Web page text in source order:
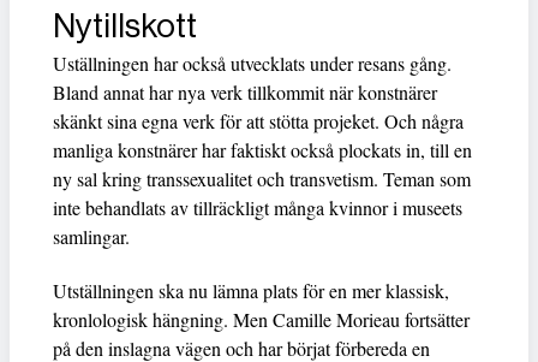
Nytillskott
Uställningen har också utvecklats under resans gång.
Bland annat har nya verk tillkommit när konstnärer
skänkt sina egna verk för att stötta projeket. Och några
manliga konstnärer har faktiskt också plockats in, till en
ny sal kring transsexualitet och transvetism. Teman som
inte behandlats av tillräckligt många kvinnor i museets
samlingar.
Utställningen ska nu lämna plats för en mer klassisk,
kronlologisk hängning. Men Camille Morieau fortsätter
på den inslagna vägen och har börjat förbereda en